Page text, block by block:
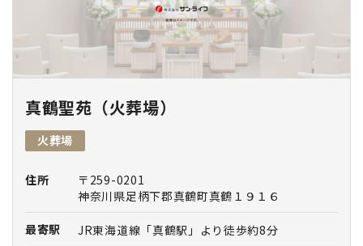
真鶴聖苑（火葬場）
火葬場
住所
〒259-0201
神奈川県足柄下郡真鶴町真鶴１９１６
最寄駅 JR東海道線「真鶴駅」より徒歩約8分